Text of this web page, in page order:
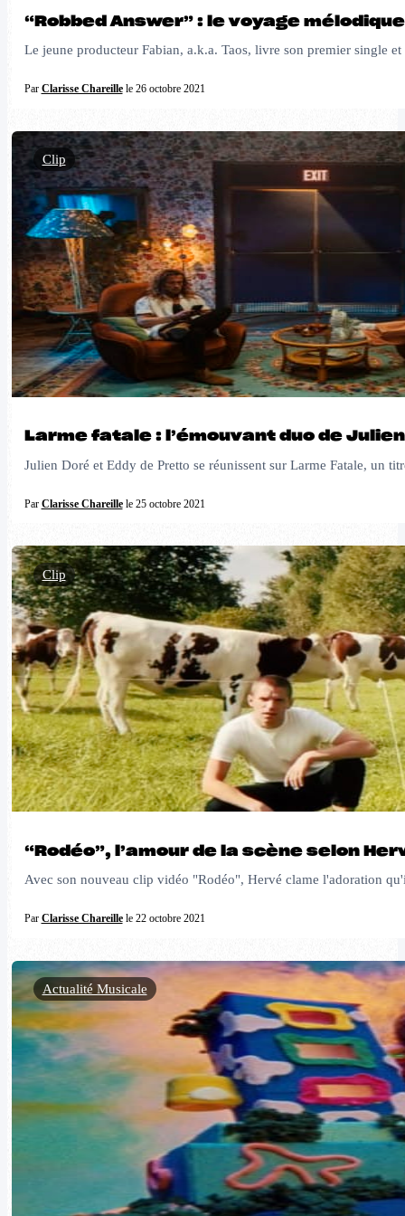
“Robbed Answer” : le voyage
Le jeune producteur Fabian, a.k.a. Taos, livre son premier single
Par Clarisse Chareillele 26 octobre 2021
Larme fatale : l’émouvant duo de
Julien Doré et Eddy de Pretto se réunissent sur Larme Fatale, un
Par Clarisse Chareillele 25 octobre 2021
Clip
“Rodéo”, l’amour de la scène selon
Avec son nouveau clip vidéo "Rodéo", Hervé clame l'adoration
Par Clarisse Chareillele 22 octobre 2021
Clip
Actualité Musicale